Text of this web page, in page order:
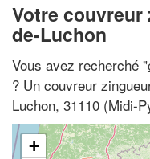
Votre couvreur
de-Luchon
Vous avez recherché "
? Un couvreur
Luchon, 31110 (Midi-
+